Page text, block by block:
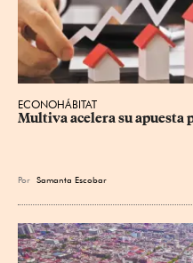
ECONOHÁBITAT
Multiva acelera su
Por Samanta Escobar